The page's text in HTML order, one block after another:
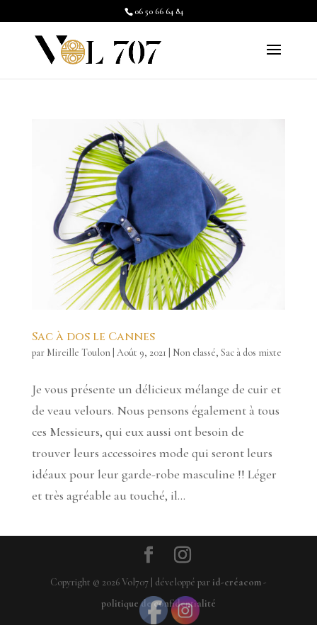
06 50 66 64 84
Sac à dos le Cannes
par Mireille Toulon| Août 9, 2021 Non classé, Sac à dos mixte
Je vous présente un délicieux mélange de cuir et
de veau velours. Nous pensons également à tous
ces Messieurs, qui eux aussi ont besoin de
trouver leurs accessoires mode qui seront leurs
idéaux pour leur garde-robe masculine !! Léger
et très agréable au touché, il...
Copyright © 2026Vol707 | développé par id-créacom-
politique de confidentialité